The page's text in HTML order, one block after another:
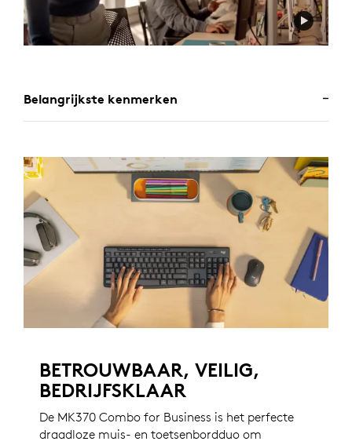
Belangrijkste kenmerken
BETROUWBAAR, VEILIG,
BEDRIJFSKLAAR
De MK370 Combo for Business is het perfecte
draadloze muis- en toetsenbordduo om